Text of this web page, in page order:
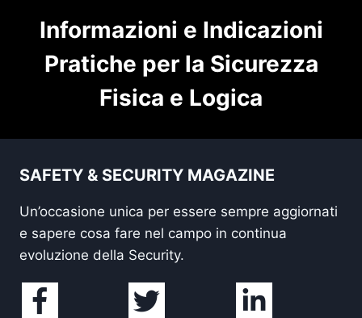
Informazioni e Indicazioni
Pratiche per la Sicurezza
Fisica e Logica
SAFETY & SECURITY MAGAZINE
Un’occasione unica per essere sempre aggiornati
e sapere cosa fare nel campo in continua
evoluzione della Security.